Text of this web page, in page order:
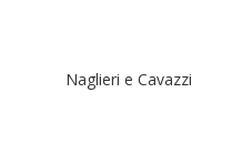
Naglieri e Cavazzi